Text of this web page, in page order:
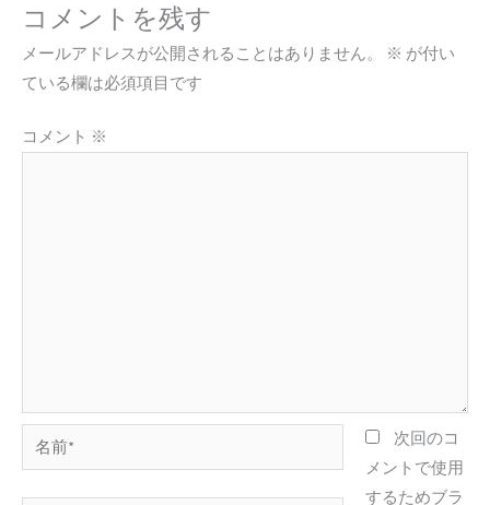
コメントを残す
メールアドレスが公開されることはありません。 ※ が付い
ている欄は必須項目です
コメント ※
前
*
次回のコ
メントで使用
するためブラ